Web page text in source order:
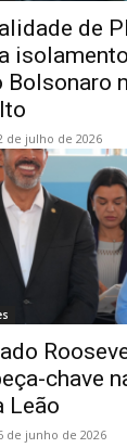
de
Bolsonaro
de julho de 2026
chave
Leão
de junho de 2026